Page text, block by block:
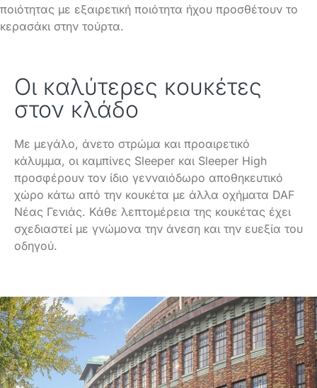
ποιότητας με εξαιρετική ποιότητα ήχου προσθέτουν το
κερασάκι στην τούρτα.
Οι καλύτερες κουκέτες
στον κλάδο
Με μεγάλο, άνετο στρώμα και προαιρετικό
κάλυμμα, οι καμπίνες Sleeper και Sleeper High
προσφέρουν τον ίδιο γενναιόδωρο αποθηκευτικό
χώρο κάτω από την κουκέτα με άλλα οχήματα DAF
Νέας Γενιάς. Κάθε λεπτομέρεια της κουκέτας έχει
σχεδιαστεί με γνώμονα την άνεση και την ευεξία του
οδηγού.